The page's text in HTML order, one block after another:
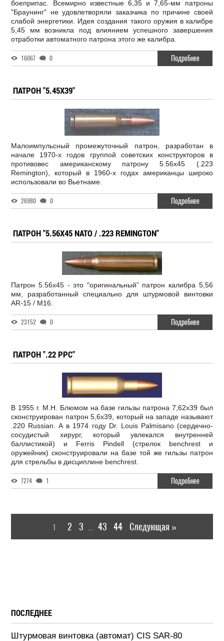
боеприпас. Всемирно известные 6,35 и 7,65-мм патроны
"Браунинг" не удовлетворяли заказчика по причине своей
слабой энергетики. Идея создания такого оружия в калибре
5,45 мм возникла под влиянием успешного завершения
отработки автоматного патрона этого же калибра.
16067 0 Подробнее
ПАТРОН "5.45Х39"
Малоимпульсный промежуточный патрон, разработан в
начале 1970-х годов группой советских конструкторов в
противовес американскому патрону 5.56х45 (.223
Remington), который в 1960-х годах американцы широко
использовали во Вьетнаме.
26980 0 Подробнее
ПАТРОН "5.56Х45 NATO / .223 REMINGTON"
Патрон 5.56х45 - это "оригинальный” патрон калибра 5,56
мм, разработанный специально для штурмовой винтовки
AR-15 / M16.
23152 0 Подробнее
ПАТРОН ".22 PPC"
В 1955 г. М.Н. Блюмом на базе гильзы патрона 7,62x39 был
сконструирован патрон 5,6x39, который на западе называют
.220 Russian. А в 1974 году Dr. Louis Palmisano (сердечно-
сосудистый хирург, который увлекался внутренней
баллистикой) и Ferris Pindell (стрелок benchrest и
оружейник) сконструировали на базе той же гильзы патрон
для стрельбы в дисциплине benchrest.
7274 1 Подробнее
1 2 3 43 44 Следующая »
ПОСЛЕДНЕЕ
Штурмовая винтовка (автомат) CIS SAR-80